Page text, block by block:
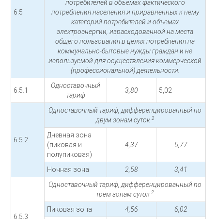
6.5
потребителей в объемах фактического
потребления населения и приравненных к нему
категорий потребителей и объемах
электроэнергии, израсходованной на места
общего пользования в целях потребления на
коммунально-бытовые нужды граждан и не
используемой для осуществления коммерческой
(профессиональной) деятельности.
6.5.1
Одноставочный
тариф
3,80 5,02
6.5.2
Одноставочный тариф, дифференцированный по
двум зонам суток 2
Дневная зона
(пиковая и
полупиковая)
4,37 5,77
Ночная зона 2,58 3,41
6.5.3
Одноставочный тариф, дифференцированный по
трем зонам суток2
Пиковая зона 4,56 6,02